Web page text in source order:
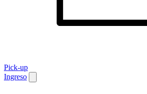
Pick-up
Ingreso